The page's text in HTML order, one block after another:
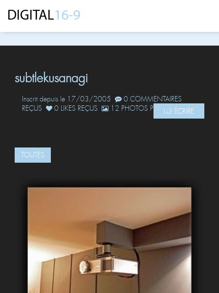
subtlekusanagi
Inscrit depuis le 17/03/2005
0 COMMENTAIRES
REÇUS
0 LIKES REÇUS 12 PHOTOS POSTÉESLUI ÉCRIRE
TOUTES